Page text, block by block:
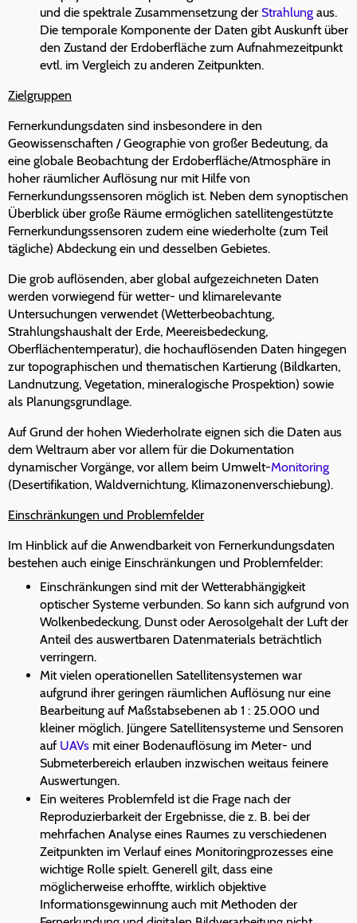
und die spektrale Zusammensetzung der Strahlung aus.
Die temporale Komponente der Daten gibt Auskunft über
den Zustand der Erdoberfläche zum Aufnahmezeitpunkt
evtl. im Vergleich zu anderen Zeitpunkten.
Zielgruppen
Fernerkundungsdaten sind insbesondere in den
Geowissenschaften / Geographie von großer Bedeutung, da
eine globale Beobachtung der Erdoberfläche/Atmosphäre in
hoher räumlicher Auflösung nur mit Hilfe von
Fernerkundungssensoren möglich ist. Neben dem synoptischen
Überblick über große Räume ermöglichen satellitengestützte
Fernerkundungssensoren zudem eine wiederholte (zum Teil
tägliche) Abdeckung ein und desselben Gebietes.
Die grob auflösenden, aber global aufgezeichneten Daten
werden vorwiegend für wetter- und klimarelevante
Untersuchungen verwendet (Wetterbeobachtung,
Strahlungshaushalt der Erde, Meereisbedeckung,
Oberflächentemperatur), die hochauflösenden Daten hingegen
zur topographischen und thematischen Kartierung (Bildkarten,
Landnutzung, Vegetation, mineralogische Prospektion) sowie
als Planungsgrundlage.
Auf Grund der hohen Wiederholrate eignen sich die Daten aus
dem Weltraum aber vor allem für die Dokumentation
dynamischer Vorgänge, vor allem beim Umwelt-Monitoring
(Desertifikation, Waldvernichtung, Klimazonenverschiebung).
Einschränkungen und Problemfelder
Im Hinblick auf die Anwendbarkeit von Fernerkundungsdaten
bestehen auch einige Einschränkungen und Problemfelder:
Einschränkungen sind mit der Wetterabhängigkeit
optischer Systeme verbunden. So kann sich aufgrund von
Wolkenbedeckung, Dunst oder Aerosolgehalt der Luft der
Anteil des auswertbaren Datenmaterials beträchtlich
verringern.
Mit vielen operationellen Satellitensystemen war
aufgrund ihrer geringen räumlichen Auflösung nur eine
Bearbeitung auf Maßstabsebenen ab 1 : 25.000 und
kleiner möglich. Jüngere Satellitensysteme und Sensoren
auf UAVs mit einer Bodenauflösung im Meter- und
Submeterbereich erlauben inzwischen weitaus feinere
Auswertungen.
Ein weiteres Problemfeld ist die Frage nach der
Reproduzierbarkeit der Ergebnisse, die z. B. bei der
mehrfachen Analyse eines Raumes zu verschiedenen
Zeitpunkten im Verlauf eines Monitoringprozesses eine
wichtige Rolle spielt. Generell gilt, dass eine
möglicherweise erhoffte, wirklich objektive
Informationsgewinnung auch mit Methoden der